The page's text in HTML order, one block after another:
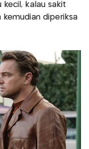
kalau sakit
kemudian diperiksa